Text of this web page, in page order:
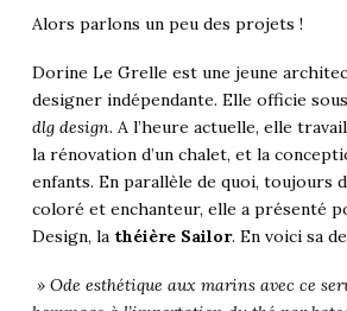
Alors parlons un peu des projets !
Dorine Le Grelle est une jeune
designer indépendante. Elle officie
dlg design. A l’heure actuelle, elle
la rénovation d’un chalet, et la
enfants. En parallèle de quoi, toujours
coloré et enchanteur, elle a présenté
Design, la théière Sailor. En voici sa
» Ode esthétique aux marins avec ce